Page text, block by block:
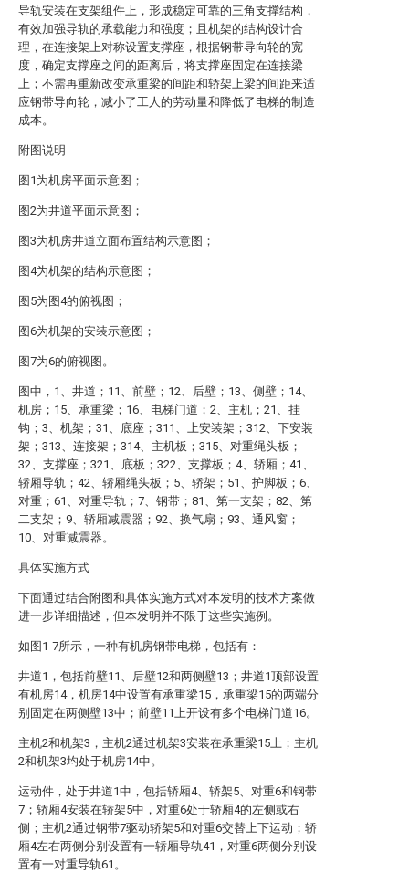
导轨安装在支架组件上，形成稳定可靠的三角支撑结构，
有效加强导轨的承载能力和强度；且机架的结构设计合
理，在连接架上对称设置支撑座，根据钢带导向轮的宽
度，确定支撑座之间的距离后，将支撑座固定在连接梁
上；不需再重新改变承重梁的间距和轿架上梁的间距来适
应钢带导向轮，减小了工人的劳动量和降低了电梯的制造
成本。
附图说明
图1为机房平面示意图；
图2为井道平面示意图；
图3为机房井道立面布置结构示意图；
图4为机架的结构示意图；
图5为图4的俯视图；
图6为机架的安装示意图；
图7为6的俯视图。
图中，1、井道；11、前壁；12、后壁；13、侧壁；14、
机房；15、承重梁；16、电梯门道；2、主机；21、挂
钩；3、机架；31、底座；311、上安装架；312、下安装
架；313、连接架；314、主机板；315、对重绳头板；
32、支撑座；321、底板；322、支撑板；4、轿厢；41、
轿厢导轨；42、轿厢绳头板；5、轿架；51、护脚板；6、
对重；61、对重导轨；7、钢带；81、第一支架；82、第
二支架；9、轿厢减震器；92、换气扇；93、通风窗；
10、对重减震器。
具体实施方式
下面通过结合附图和具体实施方式对本发明的技术方案做
进一步详细描述，但本发明并不限于这些实施例。
如图1-7所示，一种有机房钢带电梯，包括有：
井道1，包括前壁11、后壁12和两侧壁13；井道1顶部设置
有机房14，机房14中设置有承重梁15，承重梁15的两端分
别固定在两侧壁13中；前壁11上开设有多个电梯门道16。
主机2和机架3，主机2通过机架3安装在承重梁15上；主机
2和机架3均处于机房14中。
运动件，处于井道1中，包括轿厢4、轿架5、对重6和钢带
7；轿厢4安装在轿架5中，对重6处于轿厢4的左侧或右
侧；主机2通过钢带7驱动轿架5和对重6交替上下运动；轿
厢4左右两侧分别设置有一轿厢导轨41，对重6两侧分别设
置有一对重导轨61。